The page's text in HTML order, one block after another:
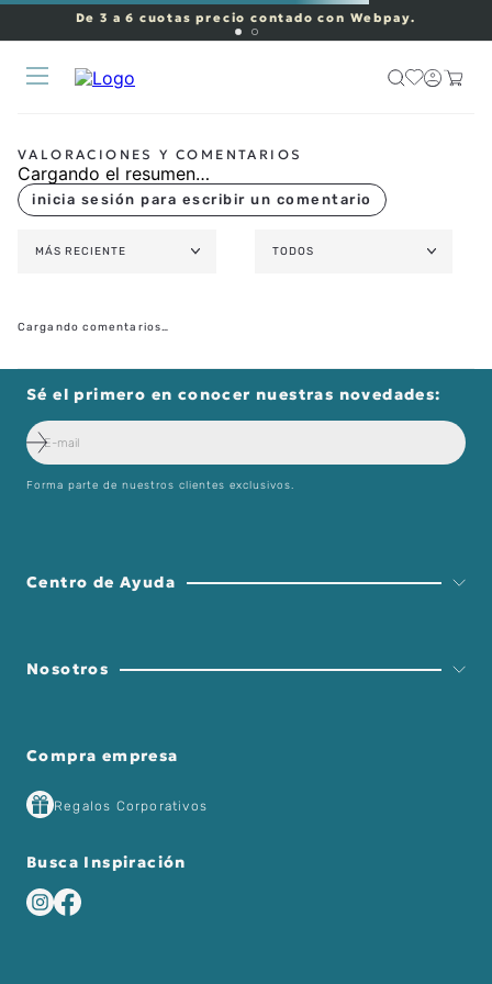
De 3 a 6 cuotas precio contado con Webpay.
Cargando el resumen…
MÁS RECIENTE TODOS
Cargando comentarios…
Sé el primero en conocer nuestras novedades:
Forma parte de nuestros clientes exclusivos.
Centro de Ayuda
Nosotros
Compra empresa
Regalos Corporativos
Busca Inspiración